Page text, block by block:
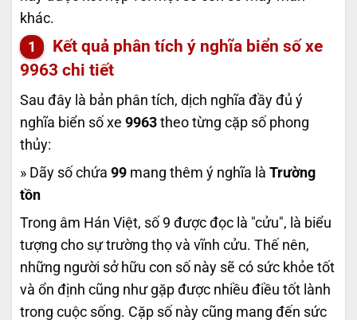
khác.
Kết quả phân tích ý nghĩa biển số xe
9963 chi tiết
Sau đây là bản phân tích, dịch nghĩa đầy đủ ý
nghĩa biển số xe 9963 theo từng cặp số phong
thủy:
» Dãy số chứa 99 mang thêm ý nghĩa là Trường
tồn
Trong âm Hán Việt, số 9 được đọc là "cửu", là biểu
tượng cho sự trường thọ và vĩnh cửu. Thế nên,
những người sở hữu con số này sẽ có sức khỏe tốt
và ổn định cũng như gặp được nhiều điều tốt lành
trong cuộc sống. Cặp số này cũng mang đến sức